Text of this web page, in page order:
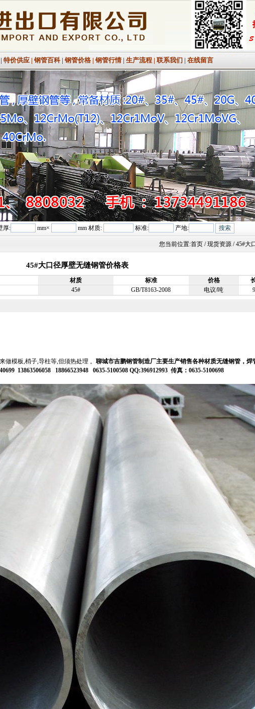
| 特价供应 | 钢管百科| 钢管价格| 钢管行情| 生产流程 | 联系我们 | 在线留言
厚: mm× mm 材质: 标准:
产地:
您当前位置:首页/ 现货资源 / 45#大
45#大口径厚壁无缝钢管价格表
材质 标准 价格
45# GB/T8163-2008 电议/吨
模板,梢子,导柱等,但须热处理 。 聊城市吉鹏钢管制造厂主要生产销售各种材质无缝钢管，焊
13863506058 18866523948 0635-5100508 QQ:396912993 传真： 0635-5100698